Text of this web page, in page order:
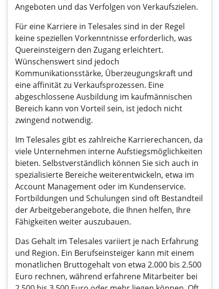
Angeboten und das Verfolgen von Verkaufszielen.
Für eine Karriere in Telesales sind in der Regel
keine speziellen Vorkenntnisse erforderlich, was
Quereinsteigern den Zugang erleichtert.
Wünschenswert sind jedoch
Kommunikationsstärke, Überzeugungskraft und
eine affinität zu Verkaufsprozessen. Eine
abgeschlossene Ausbildung im kaufmännischen
Bereich kann von Vorteil sein, ist jedoch nicht
zwingend notwendig.
Im Telesales gibt es zahlreiche Karrierechancen, da
viele Unternehmen interne Aufstiegsmöglichkeiten
bieten. Selbstverständlich können Sie sich auch in
spezialisierte Bereiche weiterentwickeln, etwa im
Account Management oder im Kundenservice.
Fortbildungen und Schulungen sind oft Bestandteil
der Arbeitgeberangebote, die Ihnen helfen, Ihre
Fähigkeiten weiter auszubauen.
Das Gehalt im Telesales variiert je nach Erfahrung
und Region. Ein Berufseinsteiger kann mit einem
monatlichen Bruttogehalt von etwa 2.000 bis 2.500
Euro rechnen, während erfahrene Mitarbeiter bei